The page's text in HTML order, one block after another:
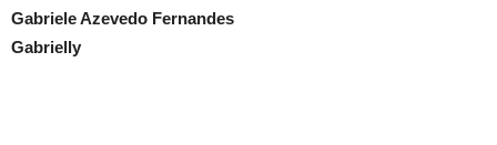
Gabriele Azevedo Fernandes
Gabrielly